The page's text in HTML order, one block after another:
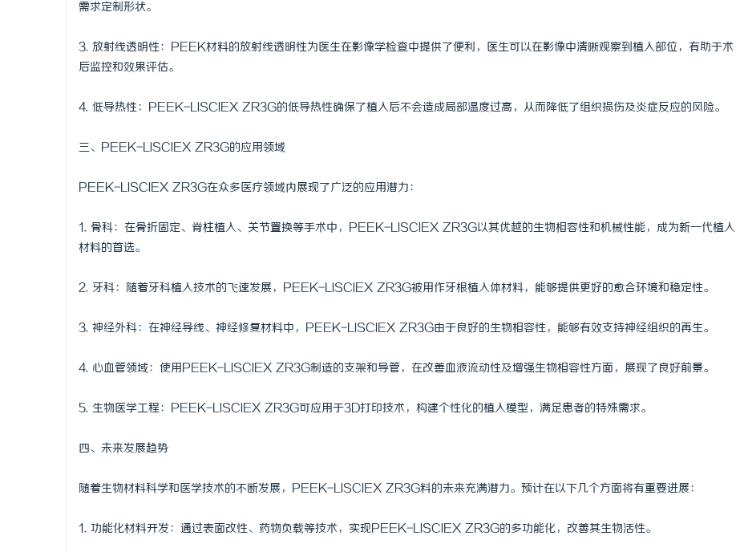
需求定制形状。
3. 放射线透明性：PEEK材料的放射线透明性为医生在影像学检查中提供了便利，医生可以在影像中清晰观察到植入部位，有助于术
后监控和效果评估。
4. 低导热性：PEEK-LISCIEX ZR3G的低导热性确保了植入后不会造成局部温度过高，从而降低了组织损伤及炎症反应的风险。
三、PEEK-LISCIEX ZR3G的应用领域
PEEK-LISCIEX ZR3G在众多医疗领域内展现了广泛的应用潜力：
1. 骨科：在骨折固定、脊柱植入、关节置换等手术中，PEEK-LISCIEX ZR3G以其优越的生物相容性和机械性能，成为新一代植入
材料的首选。
2. 牙科：随着牙科植入技术的飞速发展，PEEK-LISCIEX ZR3G被用作牙根植入体材料，能够提供更好的愈合环境和稳定性。
3. 神经外科：在神经导线、神经修复材料中，PEEK-LISCIEX ZR3G由于良好的生物相容性，能够有效支持神经组织的再生。
4. 心血管领域：使用PEEK-LISCIEX ZR3G制造的支架和导管，在改善血液流动性及增强生物相容性方面，展现了良好前景。
5. 生物医学工程：PEEK-LISCIEX ZR3G可应用于3D打印技术，构建个性化的植入模型，满足患者的特殊需求。
四、未来发展趋势
随着生物材料科学和医学技术的不断发展，PEEK-LISCIEX ZR3G料的未来充满潜力。预计在以下几个方面将有重要进展：
1. 功能化材料开发：通过表面改性、药物负载等技术，实现PEEK-LISCIEX ZR3G的多功能化，改善其生物活性。